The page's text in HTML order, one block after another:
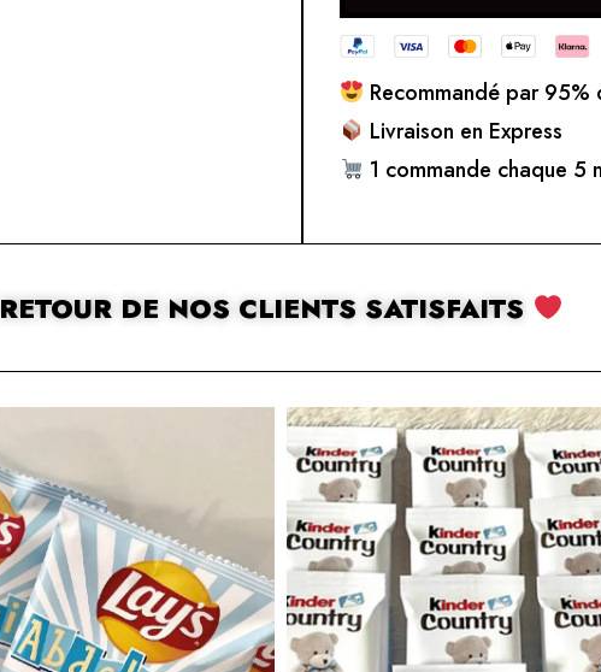
Recommandé par 95%
Livraison en Express
1 commande chaque 5
RETOUR DE NOS CLIENTS SATISFAITS